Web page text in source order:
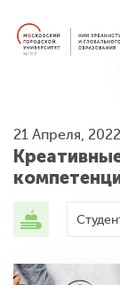
21 Апреля, 2022